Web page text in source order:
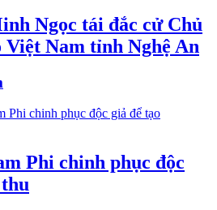
Ngọc tái đắc cử Chủ
Nam tỉnh Nghệ An
Phi chinh phục độc